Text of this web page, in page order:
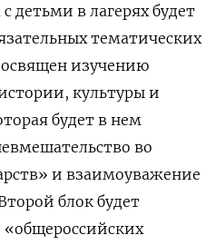
детьми в лагерях будет
тематических
изучению
культуры и
будет в нем
во
и взаимоуважение
блок будет
«общероссийских